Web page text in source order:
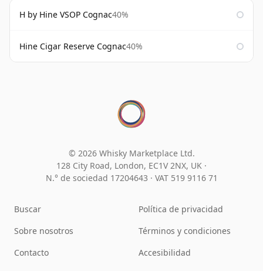
H by Hine VSOP Cognac40%
Hine Cigar Reserve Cognac40%
© 2026 Whisky Marketplace Ltd.
128 City Road, London, EC1V 2NX, UK ·
N.° de sociedad 17204643 · VAT 519 9116 71
Buscar
Sobre nosotros
Contacto
Política de privacidad
Términos y condiciones
Accesibilidad